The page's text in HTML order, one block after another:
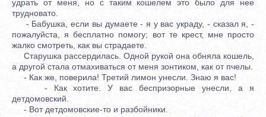
удрать от меня, но с таким кошелем это было для нее
трудновато.
- Бабушка, если вы думаете - я у вас украду, - сказал я, -
пожалуйста, я бесплатно помогу; вот те крест, мне просто
жалко смотреть, как вы страдаете.
Старушка рассердилась. Одной рукой она обняла кошель,
а другой стала отмахиваться от меня зонтиком, как от пчелы.
- Как же, поверила! Третий лимон унесли. Знаю я вас!
- Как хотите. У вас беспризорные унесли, а я
детдомовский.
- Вот детдомовские-то и разбойники.